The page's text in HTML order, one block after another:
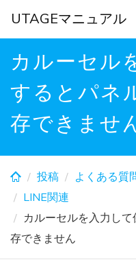
Skip
content
カルーセル
するとパネ
存できませ
投稿 よくある質
LINE関連
カルーセルを入力し
存できません
UTAGEマニュアル